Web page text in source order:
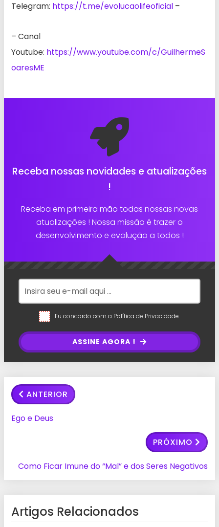
Telegram: https://t.me/evolucaolifeoficial –
– Canal
Youtube: https://www.youtube.com/c/GuilhermeS
oaresME
Receba nossas novidades e atualizações
!
Receba em primeira mão todas nossas novas
atualizações ! Nossa missão é trazer o
desenvolvimento e evolução a todos !
Eu concordo com a Política de Privacidade.
ASSINE AGORA !
ANTERIOR
Ego e Deus
PRÓXIMO
Como Ficar Imune do “Mal” e dos Seres Negativos
Artigos Relacionados